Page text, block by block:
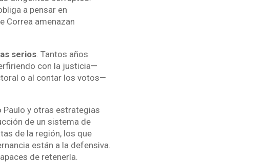
a pensar en
Correa amenazan
serios. Tantos años
con la justicia—
o al contar los votos—
Paulo y otras estrategias
de un sistema de
de la región, los que
están a la defensiva.
de retenerla.